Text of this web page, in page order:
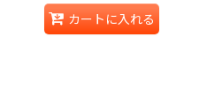
カートに入れる